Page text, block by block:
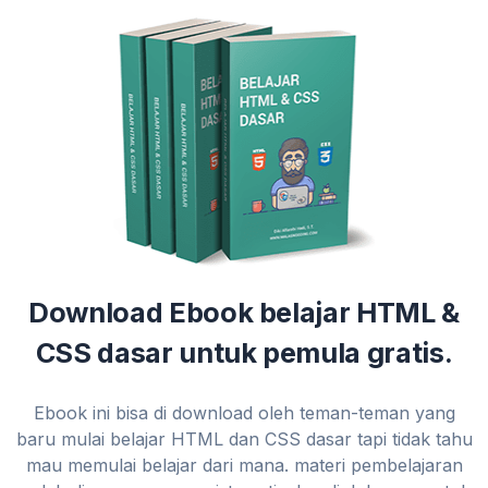
Download Ebook belajar HTML &
CSS dasar untuk pemula gratis.
Ebook ini bisa di download oleh teman-teman yang
baru mulai belajar HTML dan CSS dasar tapi tidak tahu
mau memulai belajar dari mana. materi pembelajaran